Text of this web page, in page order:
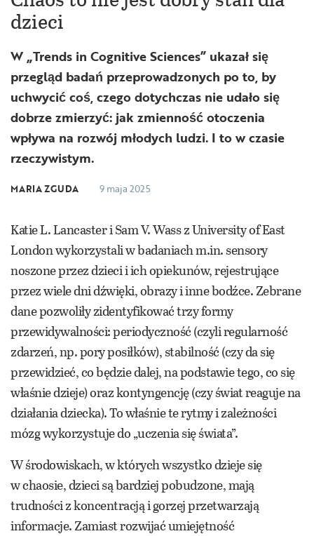
dzieci
W „Trends in Cognitive Sciences” ukazał się
przegląd badań przeprowadzonych po to, by
uchwycić coś, czego dotychczas nie udało się
dobrze zmierzyć: jak zmienność otoczenia
wpływa na rozwój młodych ludzi. I to w czasie
rzeczywistym.
MARIA ZGUDA 9 maja 2025
Katie L. Lancaster i Sam V. Wass z University of East
London wykorzystali w badaniach m.in. sensory
noszone przez dzieci i ich opiekunów, rejestrujące
przez wiele dni dźwięki, obrazy i inne bodźce. Zebrane
dane pozwoliły zidentyfikować trzy formy
przewidywalności: periodyczność (czyli regularność
zdarzeń, np. pory posiłków), stabilność (czy da się
przewidzieć, co będzie dalej, na podstawie tego, co się
właśnie dzieje) oraz kontyngencję (czy świat reaguje na
działania dziecka). To właśnie te rytmy i zależności
mózg wykorzystuje do „uczenia się świata”.
W środowiskach, w których wszystko dzieje się
w chaosie, dzieci są bardziej pobudzone, mają
trudności z koncentracją i gorzej przetwarzają
informacje. Zamiast rozwijać umiejętność